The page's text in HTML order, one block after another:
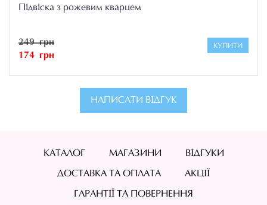
Підвіска з рожевим кварцем
249 грн
174 грн
КУПИТИ
НАПИСАТИ ВІДГУК
КАТАЛОГ МАГАЗИНИ ВІДГУКИ
ДОСТАВКА ТА ОПЛАТА АКЦІЇ
ГАРАНТІЇ ТА ПОВЕРНЕННЯ